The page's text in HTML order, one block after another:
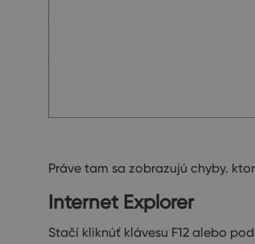
Práve tam sa zobrazujú chyby.
Internet Explorer
Stačí kliknúť klávesu F12 alebo